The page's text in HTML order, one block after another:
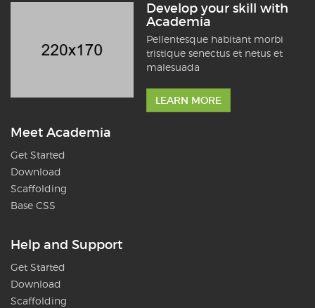
Develop your skill with
Academia
Pellentesque habitant morbi
tristique senectus et netus et
malesuada
LEARN MORE
Meet Academia
Get Started
Download
Scaffolding
Base CSS
Help and Support
Get Started
Download
Scaffolding